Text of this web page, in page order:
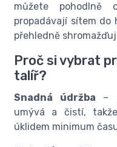
můžete pohodlně
propadávají sítem do
přehledně
Proč si vybrat
talíř?
Snadná údržba –
umývá a čistí,
úklidem minimum